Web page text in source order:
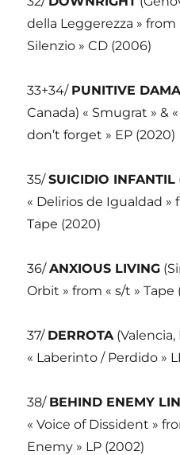
della Leggerezza » from
Silenzio » CD (2006)
33+34/ PUNITIVE
Canada) « Smugrat » &
don’t forget » EP (2020)
35/SUICIDIO INFANTIL
« Delirios de Igualdad »
Tape (2020)
36/ANXIOUS LIVING
Orbit » from « s/t » Tape
37/ DERROTA
« Laberinto / Perdido »
38/ BEHIND ENEMY
« Voice of Dissident »
Enemy » LP (2002)